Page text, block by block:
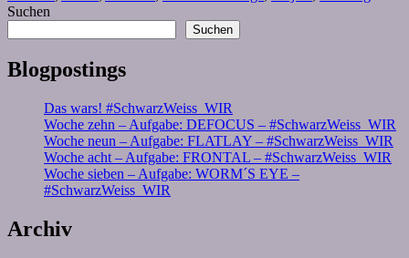
Suchen
Suchen
Blogpostings
Das wars! #SchwarzWeiss_WIR
Woche zehn – Aufgabe: DEFOCUS – #SchwarzWeiss_WIR
Woche neun – Aufgabe: FLATLAY – #SchwarzWeiss_WIR
Woche acht – Aufgabe: FRONTAL – #SchwarzWeiss_WIR
Woche sieben – Aufgabe: WORM´S EYE –
#SchwarzWeiss_WIR
Archiv